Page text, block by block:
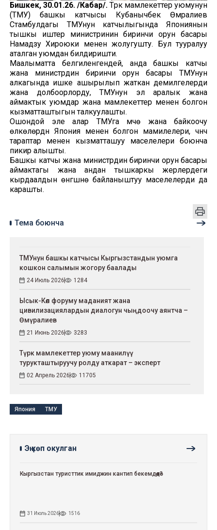
Бишкек, 30.01.26. /Кабар/. Түрк мамлекеттер уюмунун
(ТМУ) башкы катчысы Кубанычбек Өмүралиев
Стамбулдагы ТМУнун катчылыгында Япониянын
тышкы иштер министринин биринчи орун басары
Намадзу Хироюки менен жолугушту. Бул тууралуу
аталган уюмдан билдиришти.
Маалыматта белгиленгендей, анда башкы катчы
жана министрдин биринчи орун басары ТМУнун
алкагында ишке ашырылып жаткан демилгелерди
жана долбоорлорду, ТМУнун эл аралык жана
аймактык уюмдар жана мамлекеттер менен болгон
кызматташтыгын талкуулашты.
Ошондой эле алар ТМУга мүчө жана байкоочу
өлкөлөрдүн Япония менен болгон мамилелери, үчүнчү
тараптар менен кызматташуу маселелери боюнча
пикир алышты.
Башкы катчы жана министрдин биринчи орун басары
аймактагы жана андан тышкаркы жерлердеги
кырдаалдын өнүгүшүнө байланыштуу маселелерди да
карашты.
Тема боюнча
ТМУнун башкы катчысы Кыргызстандын уюмга
кошкон салымын жогору баалады
24 Июль 2026 1284
Ысык-Көл форуму маданият жана
цивилизациялардын диалогун чыңдоочу аянтча –
Өмүралиев
21 Июнь 2026 3283
Түрк мамлекеттер уюму маанилүү
турукташтыруучу ролду аткарат – эксперт
02 Апрель 2026 11705
Япония ТМУ
Эң көп окулган
Кыргызстан туристтик имиджин кантип бекемдөөдө?
31 Июль 2026 1516